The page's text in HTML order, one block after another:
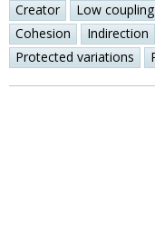
Creator
Low coupling
Cohesion
Indirection
Protected variations